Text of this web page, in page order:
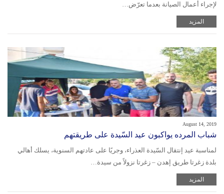
لإجراء أعمال الصيانة بعدما تعرّض…
المزيد
August 14, 2019
‏شباب المرده يواكبون عيد السّيدة على طريقتهم
لمناسبة عيد إنتقال السّيدة العذراء، وجريًا على عادتهم السنوية، يسلك أهالي
بلدة زغرتا طريق إهدن – زغرتا نزولاً من سيدة…
المزيد